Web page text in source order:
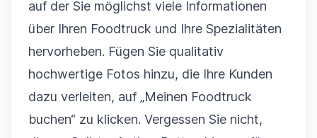
auf der Sie möglichst viele Informationen
über Ihren Foodtruck und Ihre Spezialitäten
hervorheben. Fügen Sie qualitativ
hochwertige Fotos hinzu, die Ihre Kunden
dazu verleiten, auf „Meinen Foodtruck
buchen“ zu klicken. Vergessen Sie nicht,